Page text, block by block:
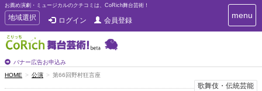
お薦め演劇・ミュージカルのクチコミは、CoRich舞台芸術！
T
o
g
g
e
n
a
地域選択 ログイン 会員登録
バナー広告お申込み
T
o
n
menu
HOME 公演 第66回野村狂言座
歌舞伎・伝統芸能